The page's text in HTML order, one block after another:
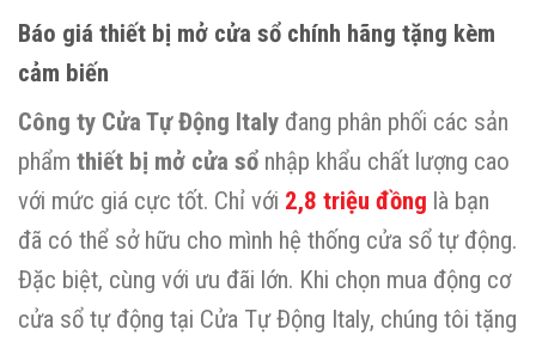
Báo giá thiết bị mở cửa sổ chính hãng tặng kèm
cảm biến
Công ty Cửa Tự Động Italy đang phân phối các sản
phẩm thiết bị mở cửa sổ nhập khẩu chất lượng cao
với mức giá cực tốt. Chỉ với 2,8 triệu đồng là bạn
đã có thể sở hữu cho mình hệ thống cửa sổ tự động.
Đặc biệt, cùng với ưu đãi lớn. Khi chọn mua động cơ
cửa sổ tự động tại Cửa Tự Động Italy, chúng tôi tặng